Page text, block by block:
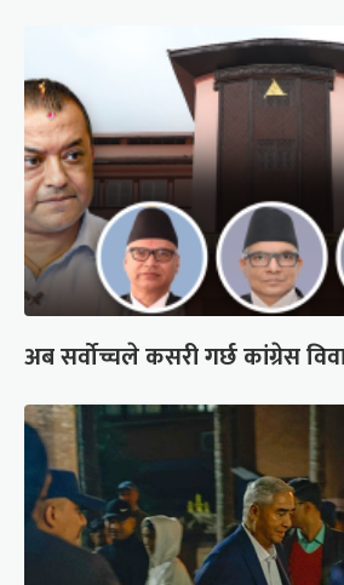
अब सर्वोच्चले कसरी गर्छ कांग्रेस